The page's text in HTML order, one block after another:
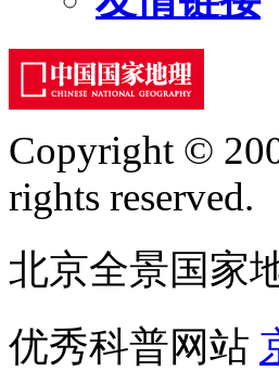
Copyright ©
rights reserved.
北京全景国家
优秀科普网站